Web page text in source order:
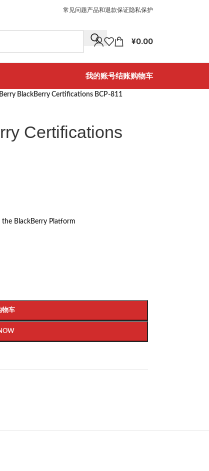
常见问题产品和退款保证隐私保护
¥0.00
我的账号结账购物车
BlackBerry Certifications BCP-811
Certifications
BlackBerry Platform
物车